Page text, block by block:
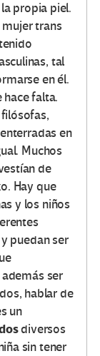
propia piel.
mujer trans
tal
en él.
falta.
en
Muchos
de
Hay que
y los niños
puedan ser
ser
hablar de
un
diversos
sin tener